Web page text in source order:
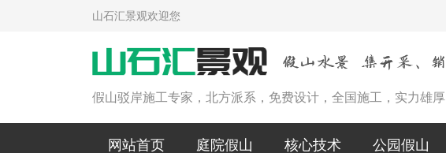
山石汇景观欢迎您
假山驳岸施工专家，北方派系，免费设计，全国施工，实力雄厚
网站首页 庭院假山 核心技术 公园假山